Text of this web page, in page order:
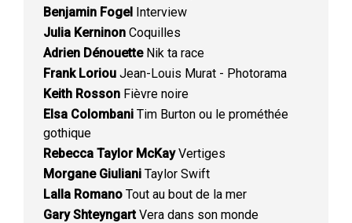
Benjamin Fogel Interview
Julia Kerninon Coquilles
Adrien DénouetteNik ta race
Frank Loriou Jean-Louis Murat - Photorama
Keith Rosson Fièvre noire
Elsa Colombani Tim Burton ou le prométhée
gothique
Rebecca Taylor McKayVertiges
Morgane Giuliani Taylor Swift
Lalla Romano Tout au bout de la mer
Gary ShteyngartVera dans son monde